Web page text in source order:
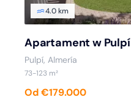
4.0 km
Apartament w Pulpí
Pulpí, Almería
73-123 m²
Od €179.000